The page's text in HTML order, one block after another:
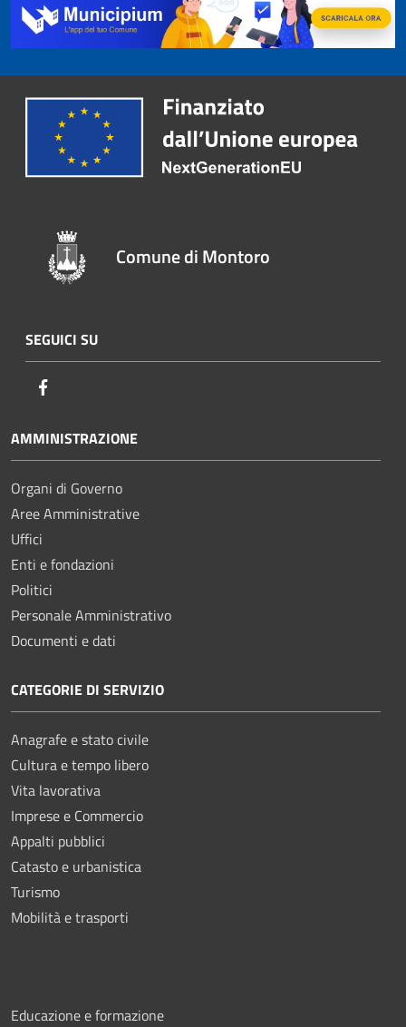
Comune di Montoro
SEGUICI SU
AMMINISTRAZIONE
Organi di Governo
Aree Amministrative
Uffici
Enti e fondazioni
Politici
Personale Amministrativo
Documenti e dati
CATEGORIE DI SERVIZIO
Anagrafe e stato civile
Cultura e tempo libero
Vita lavorativa
Imprese e Commercio
Appalti pubblici
Catasto e urbanistica
Turismo
Mobilità e trasporti
Educazione e formazione